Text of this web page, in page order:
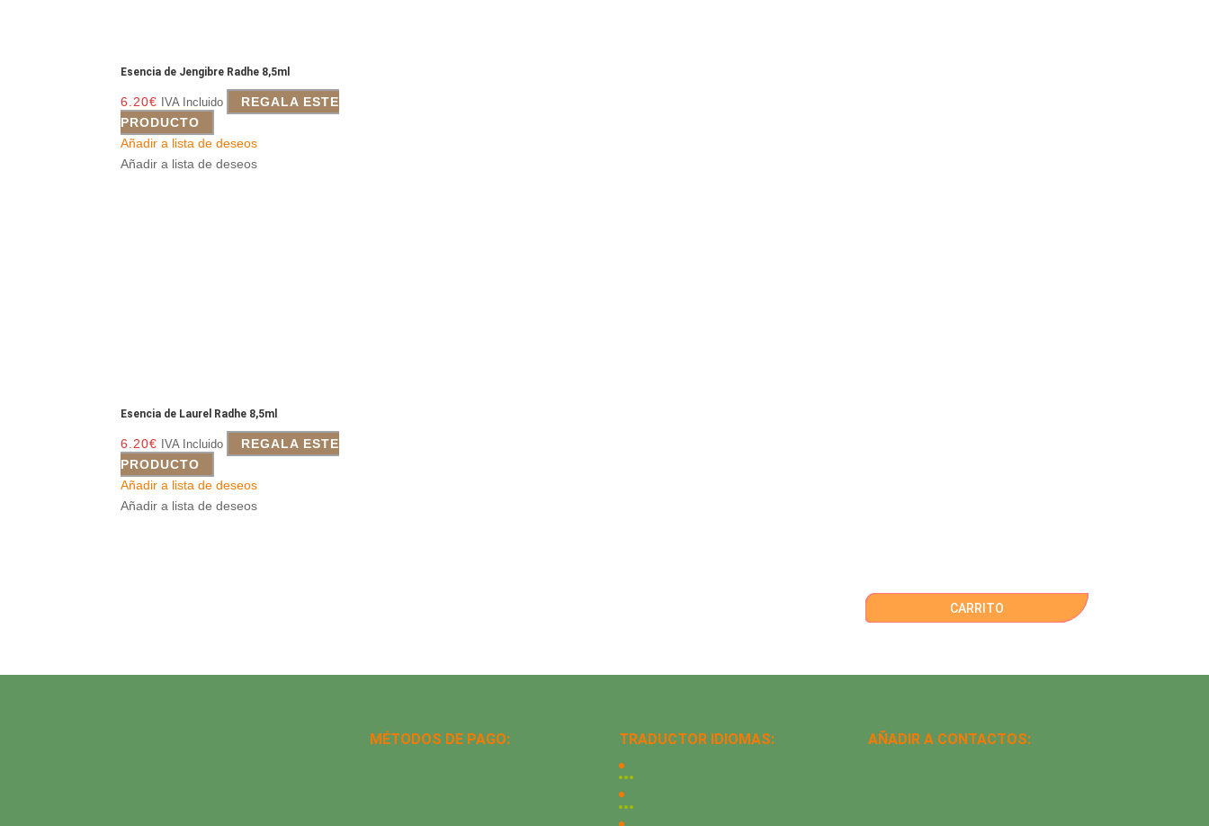
Esencia de Jengibre Radhe 8,5ml
6.20€ IVA Incluido
REGALA ESTE
PRODUCTO
Añadir a lista de deseos
Añadir a lista de deseos
Esencia de Laurel Radhe 8,5ml
6.20€ IVA Incluido
REGALA ESTE
PRODUCTO
Añadir a lista de deseos
Añadir a lista de deseos
CARRITO
MÉTODOS DE PAGO: TRADUCTOR IDIOMAS: AÑADIR A CONTACTOS: